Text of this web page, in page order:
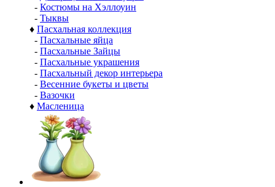
- Костюмы на Хэллоуин
- Тыквы
♦ Пасхальная коллекция
- Пасхальные яйца
- Пасхальные Зайцы
- Пасхальные украшения
- Пасхальный декор интерьера
- Весенние букеты и цветы
- Вазочки
♦ Масленица